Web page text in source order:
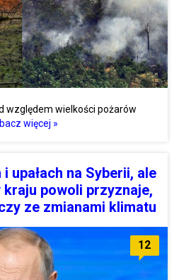
względem wielkości pożarów
więcej »
upałach na Syberii, ale
powoli przyznaje,
ze zmianami klimatu
12